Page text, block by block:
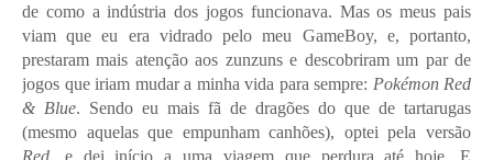
de como a indústria dos jogos funcionava. Mas os meus pais
viam que eu era vidrado pelo meu GameBoy, e, portanto,
prestaram mais atenção aos zunzuns e descobriram um par de
jogos que iriam mudar a minha vida para sempre: Pokémon Red
& Blue. Sendo eu mais fã de dragões do que de tartarugas
(mesmo aquelas que empunham canhões), optei pela versão
Red, e dei início a uma viagem que perdura até hoje. E